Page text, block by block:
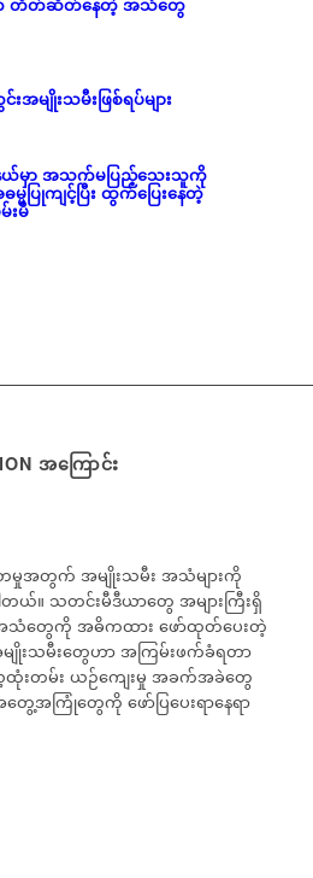
မျိုးသမီးဖြစ်ရပ်များ
မှာ အသက်မပြည့်သေးသူကို
မပြုကျင့်ပြီး ထွက်ပြေးနေတဲ့
းမိ
အကြောင်း
မှုအတွက် အမျိုးသမီး အသံများကို
တယ်။ သတင်းမီဒီယာတွေ အများကြီးရှိ
သံတွေကို အဓိကထား ဖော်ထုတ်ပေးတဲ့
ျိုးသမီးတွေဟာ အကြမ်းဖက်ခံရတာ
ထုံးတမ်း ယဉ်ကျေးမှု အခက်အခဲတွေ
ေ့အကြုံတွေကို ဖော်ပြပေးရာနေရာ